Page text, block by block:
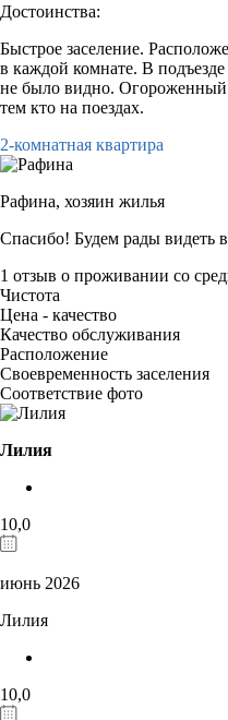
Достоинства:
Быстрое заселение.
в каждой комнате. В
не было видно. Огороженный
тем кто на поездах.
2-комнатная квартира
Рафина, хозяин жилья
Спасибо! Будем рады видеть
1 отзыв о проживании со
Чистота
Цена - качество
Качество обслуживания
Расположение
Своевременность заселения
Соответствие фото
Лилия
10,0
июнь 2026
Лилия
10,0